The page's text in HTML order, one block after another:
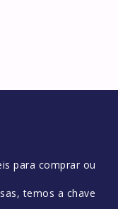
para comprar ou
temos a chave